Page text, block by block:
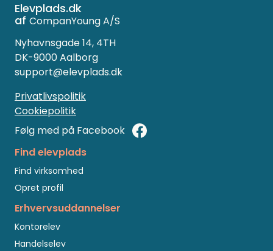
Elevplads.dk
af CompanYoung A/S
Nyhavnsgade 14, 4TH
DK-9000 Aalborg
support@elevplads.dk
Privatlivspolitik
Cookiepolitik
Følg med på Facebook
Find elevplads
Find virksomhed
Opret profil
Erhvervsuddannelser
Kontorelev
Handelselev